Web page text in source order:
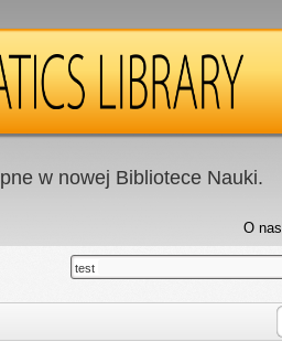
w nowej Bibliotece Nauki.
O nas
test